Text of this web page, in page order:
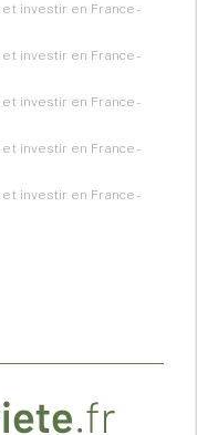
investir en France -
investir en France -
investir en France -
investir en France -
investir en France -